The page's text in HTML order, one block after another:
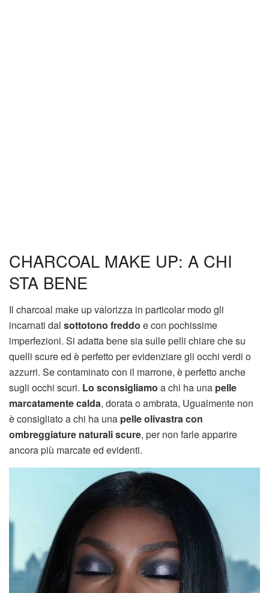
CHARCOAL MAKE UP: A CHI
STA BENE
Il charcoal make up valorizza in particolar modo gli
incarnati dal sottotono freddo e con pochissime
imperfezioni. Si adatta bene sia sulle pelli chiare che su
quelli scure ed è perfetto per evidenziare gli occhi verdi o
azzurri. Se contaminato con il marrone, è perfetto anche
sugli occhi scuri. Lo sconsigliamo a chi ha una pelle
marcatamente calda, dorata o ambrata, Ugualmente non
è consigliato a chi ha una pelle olivastra con
ombreggiature naturali scure, per non farle apparire
ancora più marcate ed evidenti.